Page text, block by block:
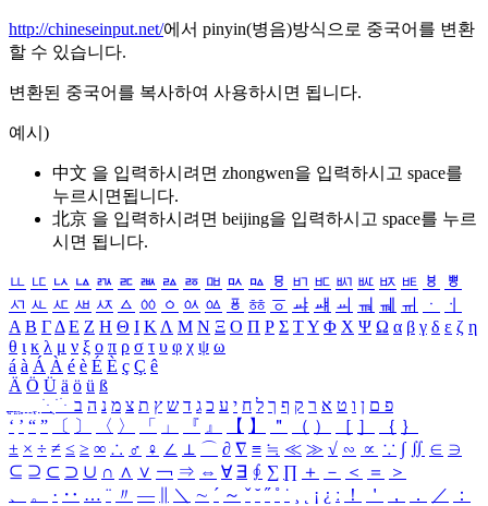
http://chineseinput.net/에서 pinyin(병음)방식으로 중국어를 변환
할 수 있습니다.
변환된 중국어를 복사하여 사용하시면 됩니다.
예시)
中文 을 입력하시려면 zhongwen을 입력하시고 space를
누르시면됩니다.
北京 을 입력하시려면 beijing을 입력하시고 space를 누르
시면 됩니다.
ㅥ ㅦ ㅧ ㅨ ㅩ ㅪ ㅫ ㅬ ㅭ ㅮ ㅯ ㅰ ㅱ ㅲ ㅳ ㅴ ㅵ ㅶ ㅷ ㅸ
ㅹ
ㅺ ㅻ ㅼ ㅽ ㅾ ㅿ ㆀ ㆁ ㆂ ㆃ ㆄ ㆅ ㆆ ㆇ ㆈ ㆉ ㆊ ㆋ ㆌ ㆍ
ㆎ
Α Β ΓΔ Ε Ζ Η Θ Ι ΚΛ Μ Ν Ξ Ο Π Ρ Σ ΤΥ Φ Χ Ψ Ω α β γ δ ε ζ η
θ ι κ λ μ ν ξ ο π ρ σ τ υ φ χ ψ ω
á à Á À é è É È ç Ç ê
Ä Ö Ü ä ö ü ß
ִֶֹ ֻּ ׁׂ פ ם ן ו ט א ר ק ף ך ל ח י ע כ ג ד ש ץ ת צ מ נ ה ב
‘ ’ “ ” 〔 〕 〈 〉 「 」 『 』 【 】 ＂ （ ） ［ ］ ｛ ｝
± × ÷ ≠ ≤ ≥ ∞ ∴ ♂ ♀ ∠ ⊥ ⌒ ∂ ∇ ≡ ≒ ≪ ≫ √ ∽ ∝ ∵ ∫ ∬ ∈ ∋
⊆ ⊇ ⊂ ⊃ ∪ ∩ ∧ ∨ ￢ ⇒ ⇔ ∀ ∃ ∮ ∑ ∏ ＋ － ＜ ＝
＞
、
。 · ‥ … ¨ 〃 ― ＼ ∼ ´ ～ ˇ ˘ ˝ ˚ ˙ ¸ ¡ ¿ ː ！ ＇ ， ． ／
：